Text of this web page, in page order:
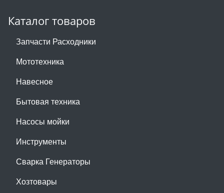
Каталог товаров
Запчасти Расходники
Мототехника
Навесное
Бытовая техника
Насосы мойки
Инструменты
Сварка Генераторы
Хозтовары